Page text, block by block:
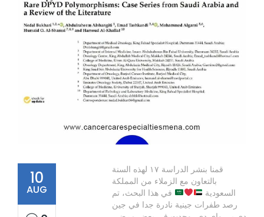
10
AUG
قمنا بنشر الدراسة ١٧ لهذه السنة
بالتعاون مع الزملاء من المملكة
السعودية
في هذا البحث، تم
رصد طفرات جينية نادرة جدا في جين